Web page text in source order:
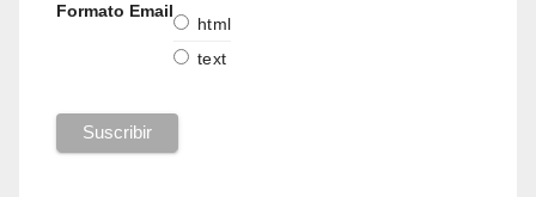
Formato Email
html
text